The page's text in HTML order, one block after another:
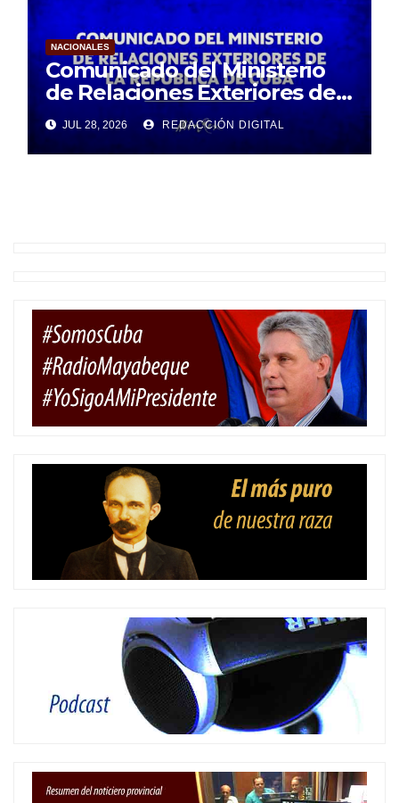
NACIONALES
Comunicado del Ministerio
de Relaciones Exteriores de
la República de Cuba
JUL 28, 2026 REDACCIÓN DIGITAL